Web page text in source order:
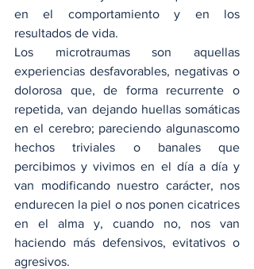
en el comportamiento y en los
resultados de vida.
Los microtraumas son aquellas
experiencias desfavorables, negativas o
dolorosa que, de forma recurrente o
repetida, van dejando huellas somáticas
en el cerebro; pareciendo algunascomo
hechos triviales o banales que
percibimos y vivimos en el día a día y
van modificando nuestro carácter, nos
endurecen la piel o nos ponen cicatrices
en el alma y, cuando no, nos van
haciendo más defensivos, evitativos o
agresivos.